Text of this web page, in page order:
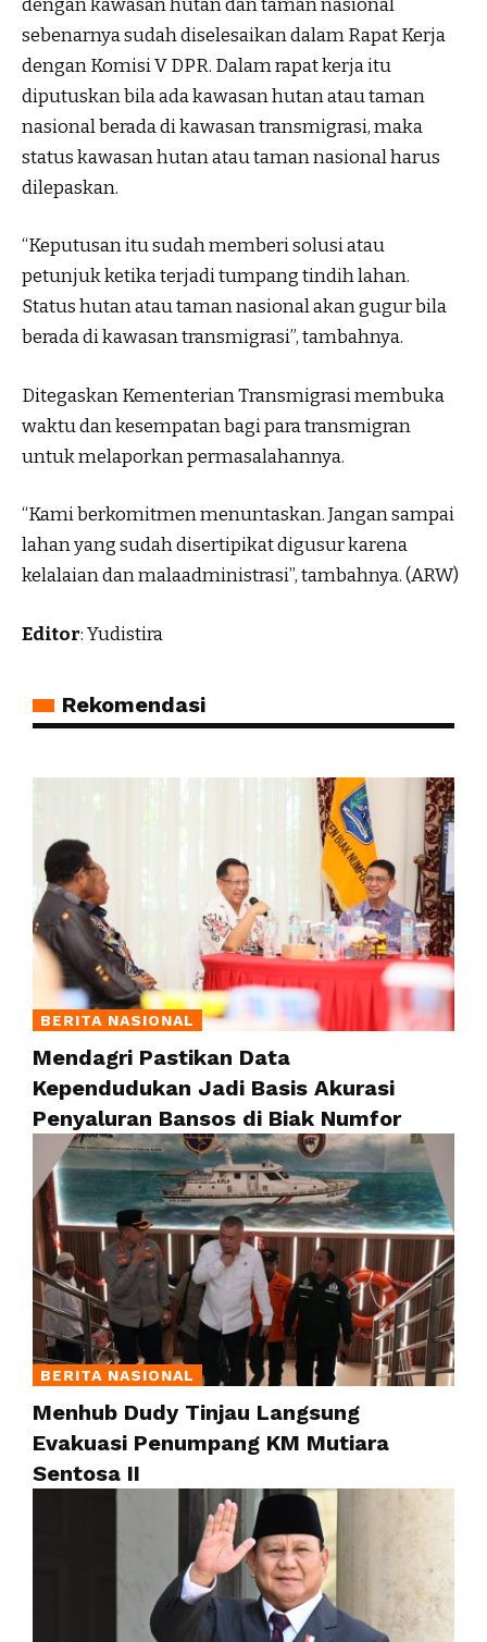
dengan kawasan hutan dan taman nasional
sebenarnya sudah diselesaikan dalam Rapat Kerja
dengan Komisi V DPR. Dalam rapat kerja itu
diputuskan bila ada kawasan hutan atau taman
nasional berada di kawasan transmigrasi, maka
status kawasan hutan atau taman nasional harus
dilepaskan.
“Keputusan itu sudah memberi solusi atau
petunjuk ketika terjadi tumpang tindih lahan.
Status hutan atau taman nasional akan gugur bila
berada di kawasan transmigrasi”, tambahnya.
Ditegaskan Kementerian Transmigrasi membuka
waktu dan kesempatan bagi para transmigran
untuk melaporkan permasalahannya.
“Kami berkomitmen menuntaskan. Jangan sampai
lahan yang sudah disertipikat digusur karena
kelalaian dan malaadministrasi”, tambahnya. (ARW)
Editor: Yudistira
Rekomendasi
BERITA NASIONAL
Mendagri Pastikan Data
Kependudukan Jadi Basis Akurasi
Penyaluran Bansos di Biak Numfor
BERITA NASIONAL
Menhub Dudy Tinjau Langsung
Evakuasi Penumpang KM Mutiara
Sentosa II